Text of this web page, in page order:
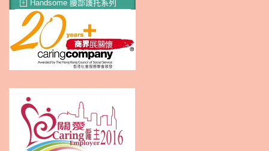
＋ Handsome 腰部護托系列